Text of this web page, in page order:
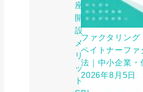
座
開
設
メ
リ
ッ
ト
ファクタリング
ペイトナーファ
法｜中小企業・
2026年8月5日